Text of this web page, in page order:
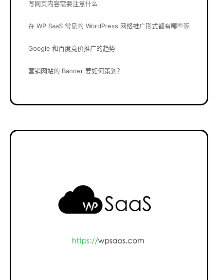
写网页内容需要注意什么
在 WP SaaS 常见的 WordPress 网络推广形式都有哪些呢
Google 和百度竞价推广的趋势
营销网站的 Banner 要如何策划？